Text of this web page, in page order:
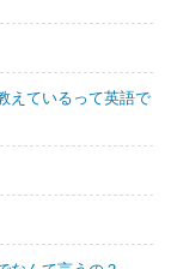
えているって英語で